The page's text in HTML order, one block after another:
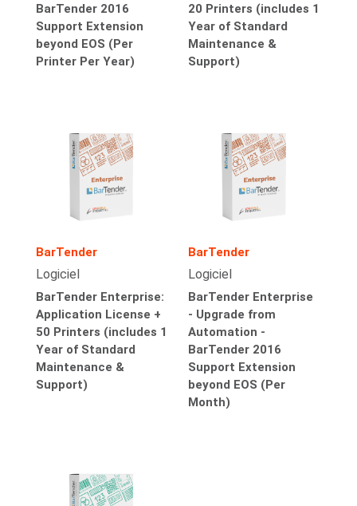
BarTender 2016
Support Extension
beyond EOS (Per
Printer Per Year)
20 Printers (includes 1
Year of Standard
Maintenance &
Support)
BarTender
Logiciel
BarTender Enterprise:
Application License +
50 Printers (includes 1
Year of Standard
Maintenance &
Support)
BarTender
Logiciel
BarTender Enterprise
- Upgrade from
Automation -
BarTender 2016
Support Extension
beyond EOS (Per
Month)